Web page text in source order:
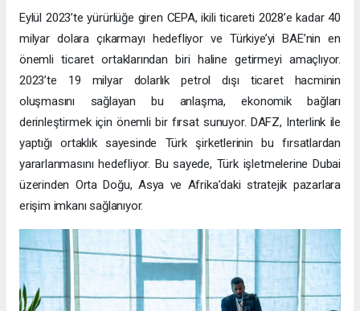
Eylül 2023’te yürürlüğe giren CEPA, ikili ticareti 2028’e kadar 40
milyar dolara çıkarmayı hedefliyor ve Türkiye’yi BAE’nin en
önemli ticaret ortaklarından biri haline getirmeyi amaçlıyor.
2023’te 19 milyar dolarlık petrol dışı ticaret hacminin
oluşmasını sağlayan bu anlaşma, ekonomik bağları
derinleştirmek için önemli bir fırsat sunuyor. DAFZ, Interlink ile
yaptığı ortaklık sayesinde Türk şirketlerinin bu fırsatlardan
yararlanmasını hedefliyor. Bu sayede, Türk işletmelerine Dubai
üzerinden Orta Doğu, Asya ve Afrika’daki stratejik pazarlara
erişim imkanı sağlanıyor.